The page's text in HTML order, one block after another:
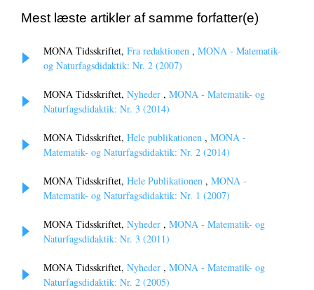
Mest læste artikler af samme forfatter(e)
MONA Tidsskriftet, Fra redaktionen , MONA - Matematik-
og Naturfagsdidaktik: Nr. 2 (2007)
MONA Tidsskriftet, Nyheder , MONA - Matematik- og
Naturfagsdidaktik: Nr. 3 (2014)
MONA Tidsskriftet, Hele publikationen , MONA -
Matematik- og Naturfagsdidaktik: Nr. 2 (2014)
MONA Tidsskriftet, Hele Publikationen , MONA -
Matematik- og Naturfagsdidaktik: Nr. 1 (2007)
MONA Tidsskriftet, Nyheder , MONA - Matematik- og
Naturfagsdidaktik: Nr. 3 (2011)
MONA Tidsskriftet, Nyheder , MONA - Matematik- og
Naturfagsdidaktik: Nr. 2 (2005)